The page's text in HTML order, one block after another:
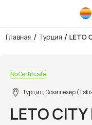
Главная / Турция / LETO
No Certificate
Турция, Эскишехир
LETO